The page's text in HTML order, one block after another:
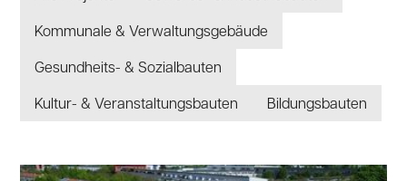
Kommunale & Verwaltungsgebäude
Gesundheits- & Sozialbauten
Kultur- & Veranstaltungsbauten
Bildungsbauten